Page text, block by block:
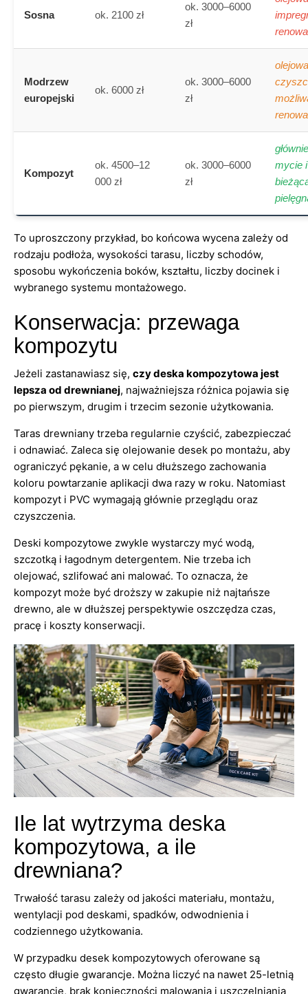
Sosna ok. 2100 zł
ok. 3000–6000
zł
Modrzew
europejski
ok. 6000 zł
ok. 3000–6000
zł
Kompozyt
ok. 4500–12
000 zł
ok. 3000–6000
zł
głównie
mycie i
To uproszczony przykład, bo końcowa wycena zależy od
rodzaju podłoża, wysokości tarasu, liczby schodów,
sposobu wykończenia boków, kształtu, liczby docinek i
wybranego systemu montażowego.
Konserwacja: przewaga
kompozytu
Jeżeli zastanawiasz się, czy deska kompozytowa jest
lepsza od drewnianej, najważniejsza różnica pojawia się
po pierwszym, drugim i trzecim sezonie użytkowania.
Taras drewniany trzeba regularnie czyścić, zabezpieczać
i odnawiać. Zaleca się olejowanie desek po montażu, aby
ograniczyć pękanie, a w celu dłuższego zachowania
koloru powtarzanie aplikacji dwa razy w roku. Natomiast
kompozyt i PVC wymagają głównie przeglądu oraz
czyszczenia.
Deski kompozytowe zwykle wystarczy myć wodą,
szczotką i łagodnym detergentem. Nie trzeba ich
olejować, szlifować ani malować. To oznacza, że
kompozyt może być droższy w zakupie niż najtańsze
drewno, ale w dłuższej perspektywie oszczędza czas,
pracę i koszty konserwacji.
Ile lat wytrzyma deska
kompozytowa, a ile
drewniana?
Trwałość tarasu zależy od jakości materiału, montażu,
wentylacji pod deskami, spadków, odwodnienia i
codziennego użytkowania.
W przypadku desek kompozytowych oferowane są
często długie gwarancje. Można liczyć na nawet 25-letnią
gwarancję, brak konieczności malowania i uszczelniania